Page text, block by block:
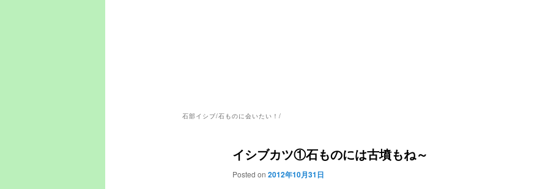
石部イシブ/石ものに会いたい！/
イシブカツ①石ものには古墳もね～
Posted on 2012年10月31日